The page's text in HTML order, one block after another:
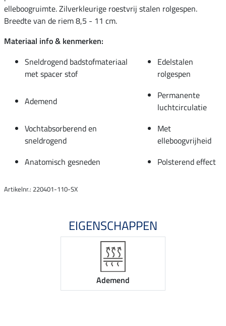
elleboogruimte. Zilverkleurige roestvrij stalen rolgespen.
Breedte van de riem 8,5 - 11 cm.
Materiaal info & kenmerken:
Sneldrogend badstofmateriaal
met spacer stof
Edelstalen
rolgespen
Ademend
Permanente
luchtcirculatie
Vochtabsorberend en
sneldrogend
Met
elleboogvrijheid
Anatomisch gesneden
Polsterend effect
Artikelnr.: 220401-110-SX
EIGENSCHAPPEN
Ademend